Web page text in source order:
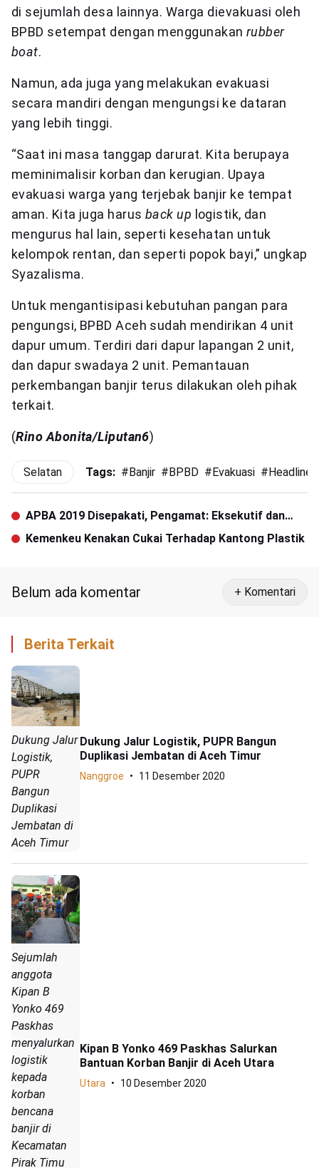
di sejumlah desa lainnya. Warga dievakuasi oleh
BPBD setempat dengan menggunakan rubber
boat.
Namun, ada juga yang melakukan evakuasi
secara mandiri dengan mengungsi ke dataran
yang lebih tinggi.
“Saat ini masa tanggap darurat. Kita berupaya
meminimalisir korban dan kerugian. Upaya
evakuasi warga yang terjebak banjir ke tempat
aman. Kita juga harus back up logistik, dan
mengurus hal lain, seperti kesehatan untuk
kelompok rentan, dan seperti popok bayi,” ungkap
Syazalisma.
Untuk mengantisipasi kebutuhan pangan para
pengungsi, BPBD Aceh sudah mendirikan 4 unit
dapur umum. Terdiri dari dapur lapangan 2 unit,
dan dapur swadaya 2 unit. Pemantauan
perkembangan banjir terus dilakukan oleh pihak
terkait.
(Rino Abonita/Liputan6)
Selatan Tags: #Banjir #BPBD #Evakuasi #Headline
APBA 2019 Disepakati, Pengamat: Eksekutif dan
Legislatif Akur
Kemenkeu Kenakan Cukai Terhadap Kantong Plastik
Belum ada komentar + Komentari
Berita Terkait
Dukung Jalur
Logistik,
PUPR
Bangun
Duplikasi
Jembatan di
Aceh Timur
Dukung Jalur Logistik, PUPR Bangun
Duplikasi Jembatan di Aceh Timur
Nanggroe 11 Desember 2020
Sejumlah
anggota
Kipan B
Yonko 469
Paskhas
menyalurkan
logistik
kepada
korban
bencana
banjir di
Kecamatan
Pirak Timu
Kipan B Yonko 469 Paskhas Salurkan
Bantuan Korban Banjir di Aceh Utara
Utara 10 Desember 2020